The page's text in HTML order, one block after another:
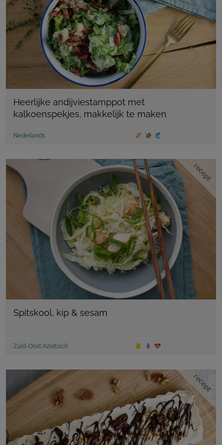
Heerlijke andijviestamppot met
kalkoenspekjes, makkelijk te maken
Nederlands
recept
Spitskool, kip & sesam
Zuid-Oost Aziatisch
recept